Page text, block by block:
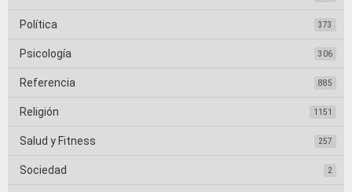
Política 373
Psicología 306
Referencia 885
Religión 1151
Salud y Fitness 257
Sociedad 2